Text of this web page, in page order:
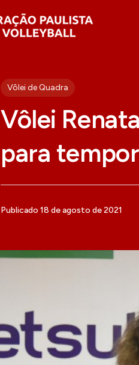
Vôlei de Quadra
Vôlei
para
Publicado 18 de agosto de 2021